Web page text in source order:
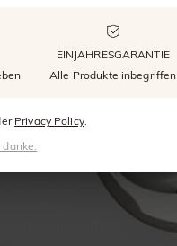
EINJAHRESGARANTIE
Alle Produkte inbegriffen
Privacy Policy.